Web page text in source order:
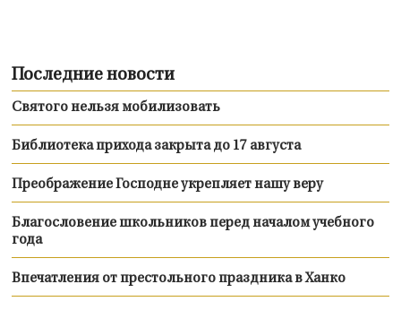
Последние новости
Святого нельзя мобилизовать
Библиотека прихода закрыта до 17 августа
Преображение Господне укрепляет нашу веру
Благословение школьников перед началом учебного
года
Впечатления от престольного праздника в Ханко